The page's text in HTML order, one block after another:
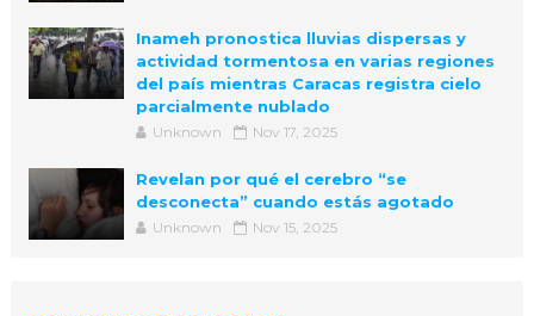
Inameh pronostica lluvias dispersas y
actividad tormentosa en varias regiones
del país mientras Caracas registra cielo
parcialmente nublado
Unknown Nov 17, 2025
Revelan por qué el cerebro “se
desconecta” cuando estás agotado
Unknown Nov 15, 2025